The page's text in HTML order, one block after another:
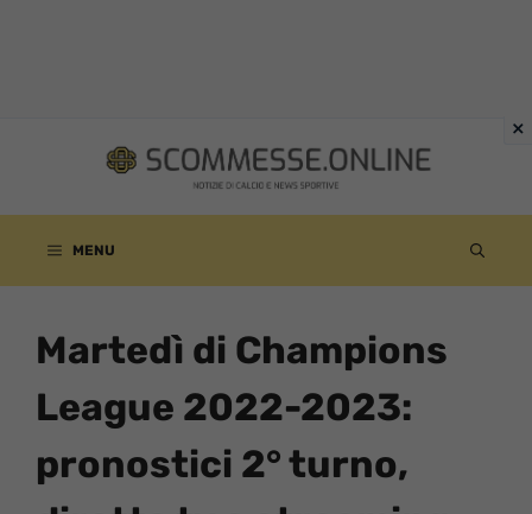
contenuto
MENU
Martedì di Champions
League 2022-2023:
pronostici 2° turno,